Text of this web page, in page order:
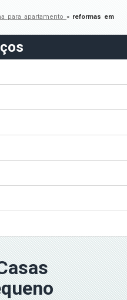
para apartamento » reformas em